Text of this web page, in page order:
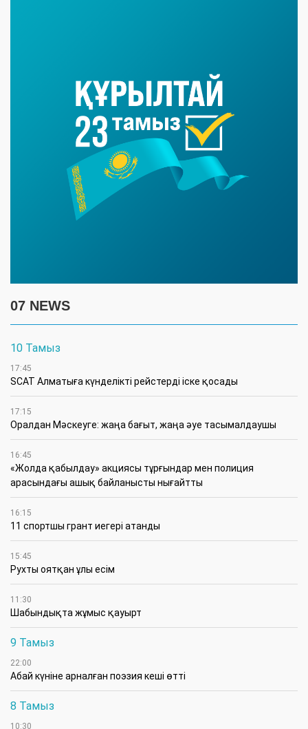
07 NEWS
10 Тамыз
17:45
SCAT Алматыға күнделікті рейстерді іске қосады
17:15
Оралдан Мәскеуге: жаңа бағыт, жаңа әуе тасымалдаушы
16:45
«Жолда қабылдау» акциясы тұрғындар мен полиция
арасындағы ашық байланысты нығайтты
16:15
11 спортшы грант иегері атанды
15:45
Рухты оятқан ұлы есім
11:30
Шабындықта жұмыс қауырт
9 Тамыз
22:00
Абай күніне арналған поэзия кеші өтті
8 Тамыз
10:30